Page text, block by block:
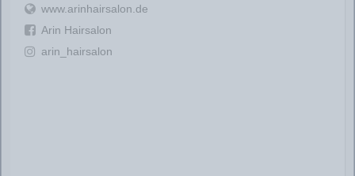
www.arinhairsalon.de
Arin Hairsalon
arin_hairsalon